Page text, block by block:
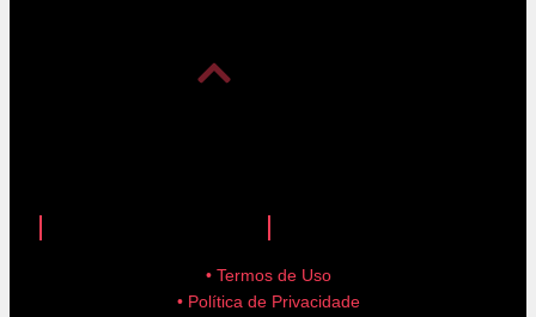
• Termos de Uso
• Política de Privacidade